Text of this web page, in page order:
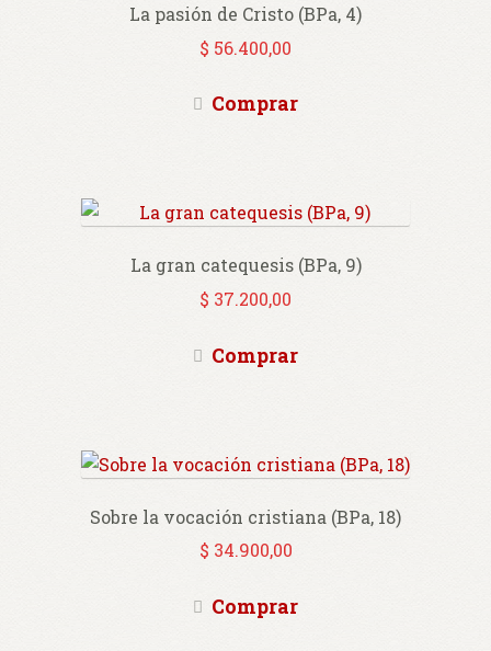
La pasión de Cristo (BPa, 4)
$ 56.400,00
Comprar
La gran catequesis (BPa, 9)
$ 37.200,00
Comprar
Sobre la vocación cristiana (BPa, 18)
$ 34.900,00
Comprar